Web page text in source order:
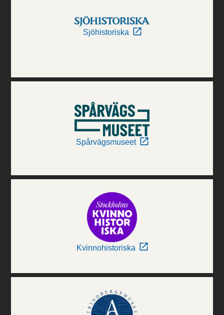
Sjöhistoriska
Spårvägsmuseet
Kvinnohistoriska